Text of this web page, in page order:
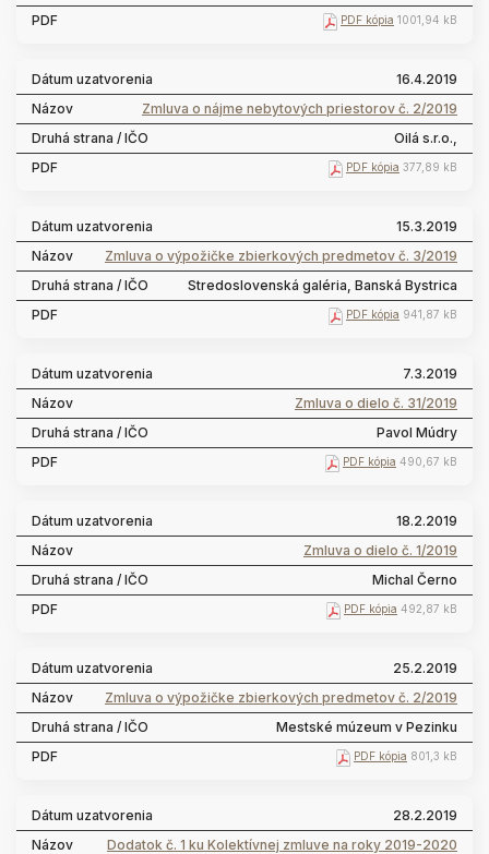
PDF kópia 1001,94 kB
16.4.2019
Zmluva o nájme nebytových priestorov č. 2/2019
Oilá s.r.o.,
PDF kópia 377,89 kB
15.3.2019
Zmluva o výpožičke zbierkových predmetov č. 3/2019
Stredoslovenská galéria, Banská Bystrica
PDF kópia 941,87 kB
7.3.2019
Zmluva o dielo č. 31/2019
Pavol Múdry
PDF kópia 490,67 kB
18.2.2019
Zmluva o dielo č. 1/2019
Michal Černo
PDF kópia 492,87 kB
25.2.2019
Zmluva o výpožičke zbierkových predmetov č. 2/2019
Mestské múzeum v Pezinku
PDF kópia 801,3 kB
28.2.2019
Dodatok č. 1 ku Kolektívnej zmluve na roky 2019-2020